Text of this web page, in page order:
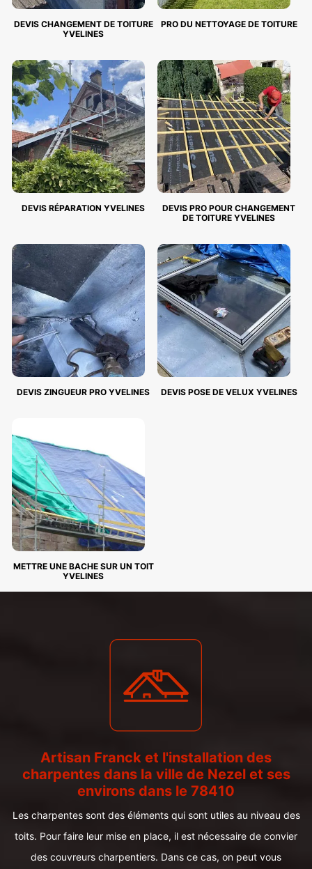
DEVIS CHANGEMENT DE TOITURE
YVELINES
PRO DU NETTOYAGE DE TOITURE
DEVIS RÉPARATION YVELINES
DEVIS PRO POUR CHANGEMENT
DE TOITURE YVELINES
DEVIS ZINGUEUR PRO YVELINES DEVIS POSE DE VELUX YVELINES
METTRE UNE BACHE SUR UN TOIT
YVELINES
Artisan Franck et l'installation des
charpentes dans la ville de Nezel et ses
environs dans le 78410
Les charpentes sont des éléments qui sont utiles au niveau des
toits. Pour faire leur mise en place, il est nécessaire de convier
des couvreurs charpentiers. Dans ce cas, on peut vous